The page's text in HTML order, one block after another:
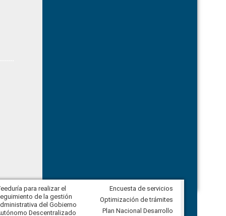
para realizar el
de la gestión
del Gobierno
Descentralizado
Veeduría para vigilar los acuerdos,
derivados de la Audiencia Pública
comunidad Urbina, parroquia la
Encuesta de servicios
Optimización de trámites
Plan Nacional Desarrollo